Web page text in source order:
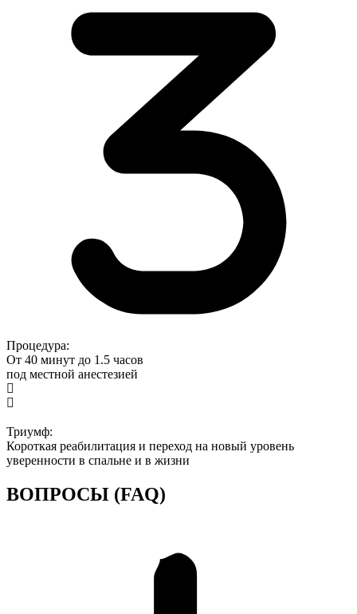
Процедура:
От 40 минут до 1.5 часов
под местной анестезией
Триумф:
Короткая реабилитация и переход на новый уровень
уверенности в спальне и в жизни
ВОПРОСЫ (FAQ)